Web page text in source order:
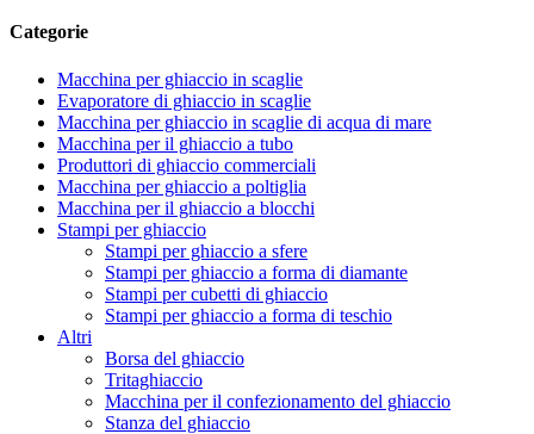
Categorie
Macchina per ghiaccio in scaglie
Evaporatore di ghiaccio in scaglie
Macchina per ghiaccio in scaglie di acqua di mare
Macchina per il ghiaccio a tubo
Produttori di ghiaccio commerciali
Macchina per ghiaccio a poltiglia
Macchina per il ghiaccio a blocchi
Stampi per ghiaccio
Stampi per ghiaccio a sfere
Stampi per ghiaccio a forma di diamante
Stampi per cubetti di ghiaccio
Stampi per ghiaccio a forma di teschio
Altri
Borsa del ghiaccio
Tritaghiaccio
Macchina per il confezionamento del ghiaccio
Stanza del ghiaccio